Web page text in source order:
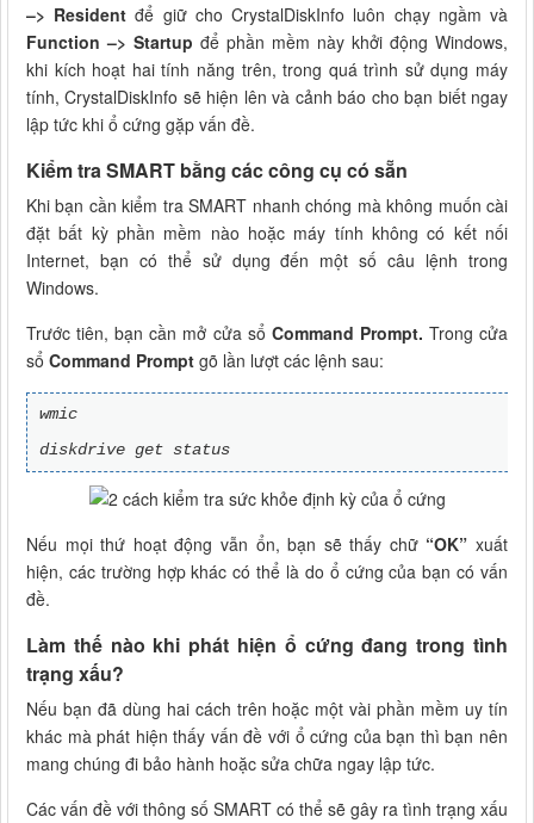
–> Resident để giữ cho CrystalDiskInfo luôn chạy ngầm và
Function –> Startup để phần mềm này khởi động Windows,
khi kích hoạt hai tính năng trên, trong quá trình sử dụng máy
tính, CrystalDiskInfo sẽ hiện lên và cảnh báo cho bạn biết ngay
lập tức khi ổ cứng gặp vấn đề.
Kiểm tra SMART bằng các công cụ có sẵn
Khi bạn cần kiểm tra SMART nhanh chóng mà không muốn cài
đặt bất kỳ phần mềm nào hoặc máy tính không có kết nối
Internet, bạn có thể sử dụng đến một số câu lệnh trong
Windows.
Trước tiên, bạn cần mở cửa sổ Command Prompt. Trong cửa
sổ Command Prompt gõ lần lượt các lệnh sau:
wmic
diskdrive get status
Nếu mọi thứ hoạt động vẫn ổn, bạn sẽ thấy chữ “OK” xuất
hiện, các trường hợp khác có thể là do ổ cứng của bạn có vấn
đề.
Làm thế nào khi phát hiện ổ cứng đang trong tình
trạng xấu?
Nếu bạn đã dùng hai cách trên hoặc một vài phần mềm uy tín
khác mà phát hiện thấy vấn đề với ổ cứng của bạn thì bạn nên
mang chúng đi bảo hành hoặc sửa chữa ngay lập tức.
Các vấn đề với thông số SMART có thể sẽ gây ra tình trạng xấu